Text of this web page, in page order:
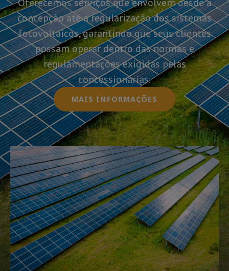
concepção até a regularização dos sistemas
fotovoltaicos, garantindo que seus clientes
possam operar dentro das normas e
regulamentações exigidas pelas
concessionárias.
MAIS INFORMAÇÕES